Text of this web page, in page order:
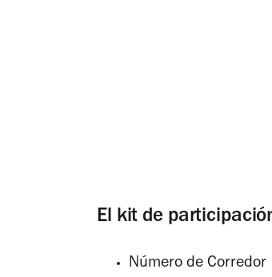
El kit de
Número de Corredor